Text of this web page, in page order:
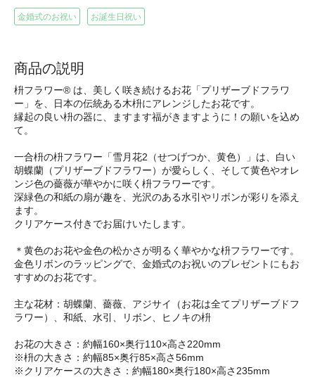
金婚式のお祝い お誕生日祝い
商品の説明
枡フラワー® は、美しく咲き続けるお花「プリザーブドフラワ
ー」を、日本の伝統ある木枡にアレンジしたお花です。
縁起の良い枡の器に、ますます福がきますように！の願いを込め
て。
一合枡の枡フラワー「雪月花2（せつげつか、黄色）」は、白い
胡蝶蘭（プリザーブドフラワー）が愛らしく、そして黄色やオレ
ンジ色の薔薇が華やかに咲く枡フラワーです。
深緑色の和紙の扇が趣を、光沢のある水引やリボンが彩りを添え
ます。
クリアケース付きでお届けいたします。
＊黄色のお花や金色の松かさが明るく華やかな枡フラワーです。
金色リボンのラッピングで、金婚式のお祝いのプレゼントにもお
すすめのお花です。
主な花材：胡蝶蘭、薔薇、アジサイ（お花は全てプリザーブドフ
ラワー）、和紙、水引、リボン、ヒノキの枡
お花の大きさ：約幅160×奥行110×高さ220mm
※枡の大きさ：約幅85×奥行85×高さ56mm
※クリアケースの大きさ：約幅180×奥行180×高さ235mm